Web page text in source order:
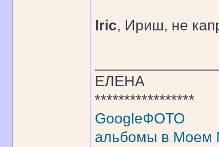
Iric, Ириш, не
ЕЛЕНА
*****************
GoogleФОТО
альбомы в Моем